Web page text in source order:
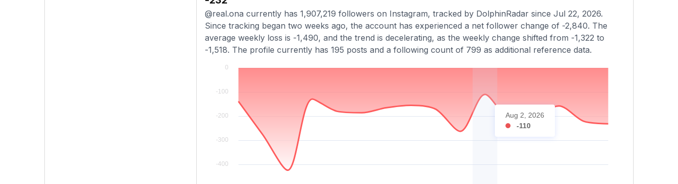
@real.ona currently has 1,907,219 followers on Instagram, tracked by DolphinRadar since Jul 22, 2026.
Since tracking began two weeks ago, the account has experienced a net follower change of -2,840. The
average weekly loss is -1,490, and the trend is decelerating, as the weekly change shifted from -1,322 to
-1,518. The profile currently has 195 posts and a following count of 799 as additional reference data.
Aug 2, 2026
-110